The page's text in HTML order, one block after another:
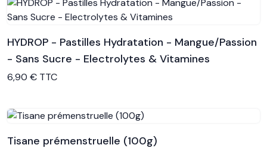
Voir le produit
HYDROP - Pastilles Hydratation - Mangue/Passion
- Sans Sucre - Electrolytes & Vitamines
6,90 € TTC
Tisane prémenstruelle (100g)